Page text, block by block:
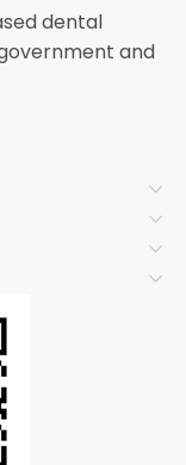
dental
and